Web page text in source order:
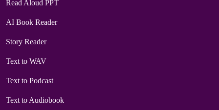
Read Aloud PPT
AI Book Reader
Story Reader
Text to WAV
Text to Podcast
Text to Audiobook